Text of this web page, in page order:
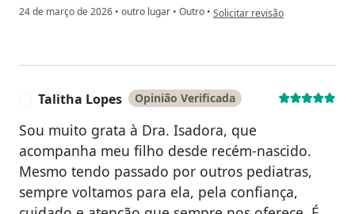
24 de março de 2026 • outro lugar • Outro • na opinião do utilizador Raquel
Solicitar revisão
Talitha Lopes Opinião Verificada
Sou muito grata à Dra. Isadora, que
acompanha meu filho desde recém-nascido.
Mesmo tendo passado por outros pediatras,
sempre voltamos para ela, pela confiança,